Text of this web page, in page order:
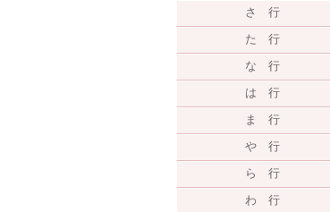
さ 行
た 行
な 行
は 行
ま 行
や 行
ら 行
わ 行